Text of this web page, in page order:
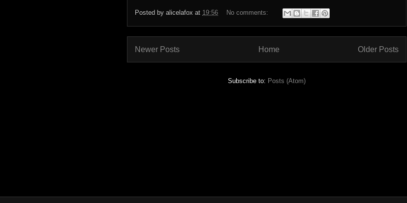
Posted by alicelafox at 19:56 No comments:
Newer Posts Older Posts
Home
Subscribe to: Posts (Atom)